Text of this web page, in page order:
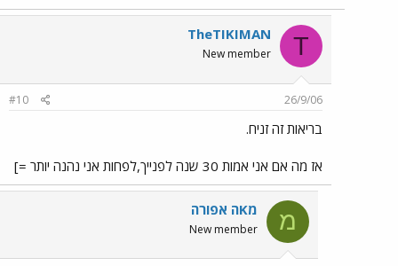
T
TheTIKIMAN
New member
26/9/06
#10
בריאות זה זניח.
אז מה אם אני אמות 30 שנה לפנייך,לפחות אני נהנה יותר =]
מ מKה אפורה
New member